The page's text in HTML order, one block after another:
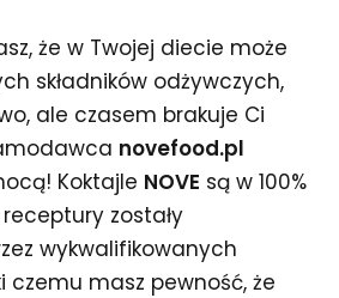
że w Twojej diecie może
składników odżywczych,
ale czasem brakuje Ci
novefood.pl
Koktajle NOVE są w 100%
zostały
wykwalifikowanych
czemu masz pewność, że